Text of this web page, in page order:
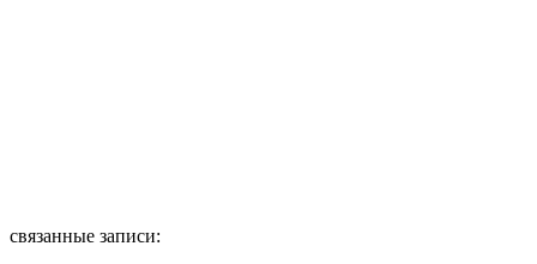
связанные записи: